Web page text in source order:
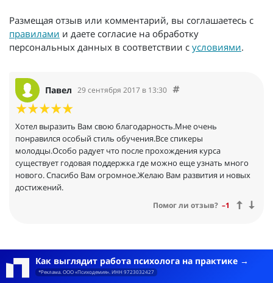
Размещая отзыв или комментарий, вы соглашаетесь с
правилами и даете согласие на обработку
персональных данных в соответствии с условиями.
Павел 29 сентября 2017 в 13:30
Хотел выразить Вам свою благодарность.Мне очень
понравился особый стиль обучения.Все спикеры
молодцы.Особо радует что после прохождения курса
существует годовая поддержка где можно еще узнать много
нового. Спасибо Вам огромное.Желаю Вам развития и новых
достижений.
Помог ли отзыв? –1
Как выглядит работа психолога на практике
*Реклама. ООО «Психодемия». ИНН 9723032427